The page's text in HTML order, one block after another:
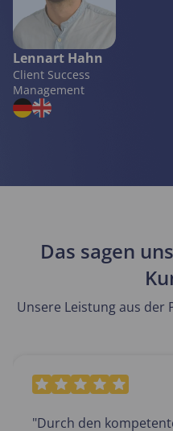
Lennart Hahn
Client Success
Management
Das sagen
Unsere Leistung aus der
"Durch den